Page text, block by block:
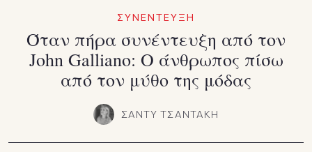
ΣΥΝΕΝΤΕΥΞΗ
Όταν πήρα συνέντευξη από τον
John Galliano: Ο άνθρωπος πίσω
από τον μύθο της μόδας
ΣΑΝΤΥ ΤΣΑΝΤΑΚΗ